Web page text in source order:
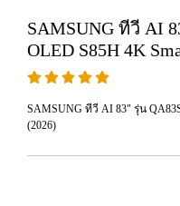
SAMSUNG ทีวี AI
OLED S85H 4K
SAMSUNG ทีวี AI 83" รุ่น
(2026)